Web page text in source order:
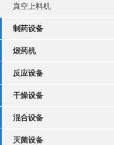
真空上料机
制药设备
煅药机
反应设备
干燥设备
混合设备
灭菌设备